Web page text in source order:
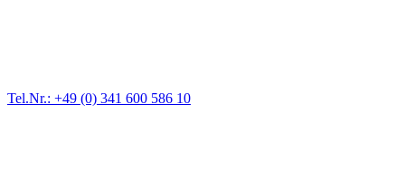
Tel.Nr.: +49 (0) 341 600 586 10